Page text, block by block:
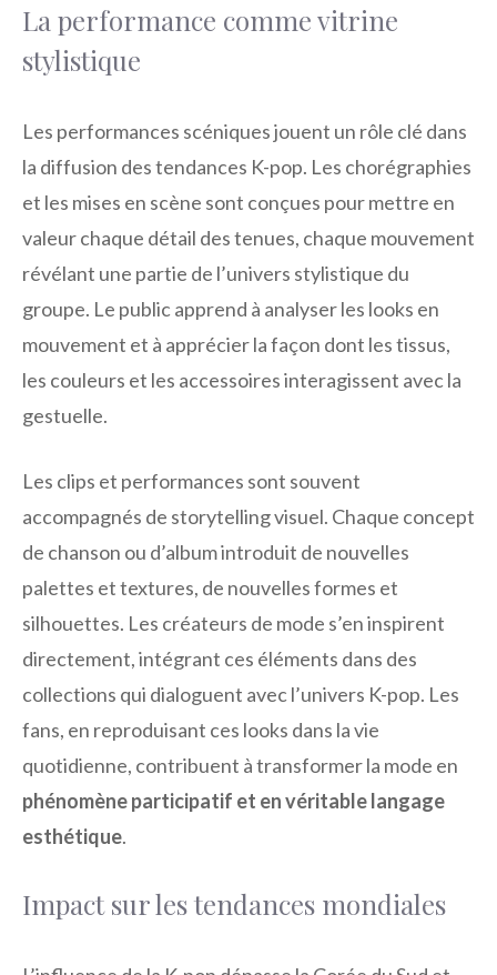
La performance comme vitrine
stylistique
Les performances scéniques jouent un rôle clé dans
la diffusion des tendances K-pop. Les chorégraphies
et les mises en scène sont conçues pour mettre en
valeur chaque détail des tenues, chaque mouvement
révélant une partie de l’univers stylistique du
groupe. Le public apprend à analyser les looks en
mouvement et à apprécier la façon dont les tissus,
les couleurs et les accessoires interagissent avec la
gestuelle.
Les clips et performances sont souvent
accompagnés de storytelling visuel. Chaque concept
de chanson ou d’album introduit de nouvelles
palettes et textures, de nouvelles formes et
silhouettes. Les créateurs de mode s’en inspirent
directement, intégrant ces éléments dans des
collections qui dialoguent avec l’univers K-pop. Les
fans, en reproduisant ces looks dans la vie
quotidienne, contribuent à transformer la mode en
phénomène participatif et en véritable langage
esthétique.
Impact sur les tendances mondiales